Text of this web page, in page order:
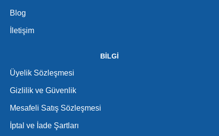
Blog
İletişim
BİLGİ
Üyelik Sözleşmesi
Gizlilik ve Güvenlik
Mesafeli Satış Sözleşmesi
İptal ve İade Şartları